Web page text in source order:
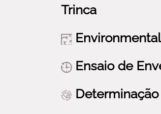
Trinca
Ensaio de